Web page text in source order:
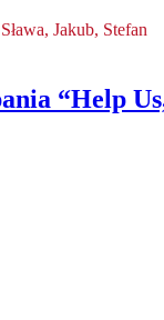
Sława, Jakub, Stefan
“Help